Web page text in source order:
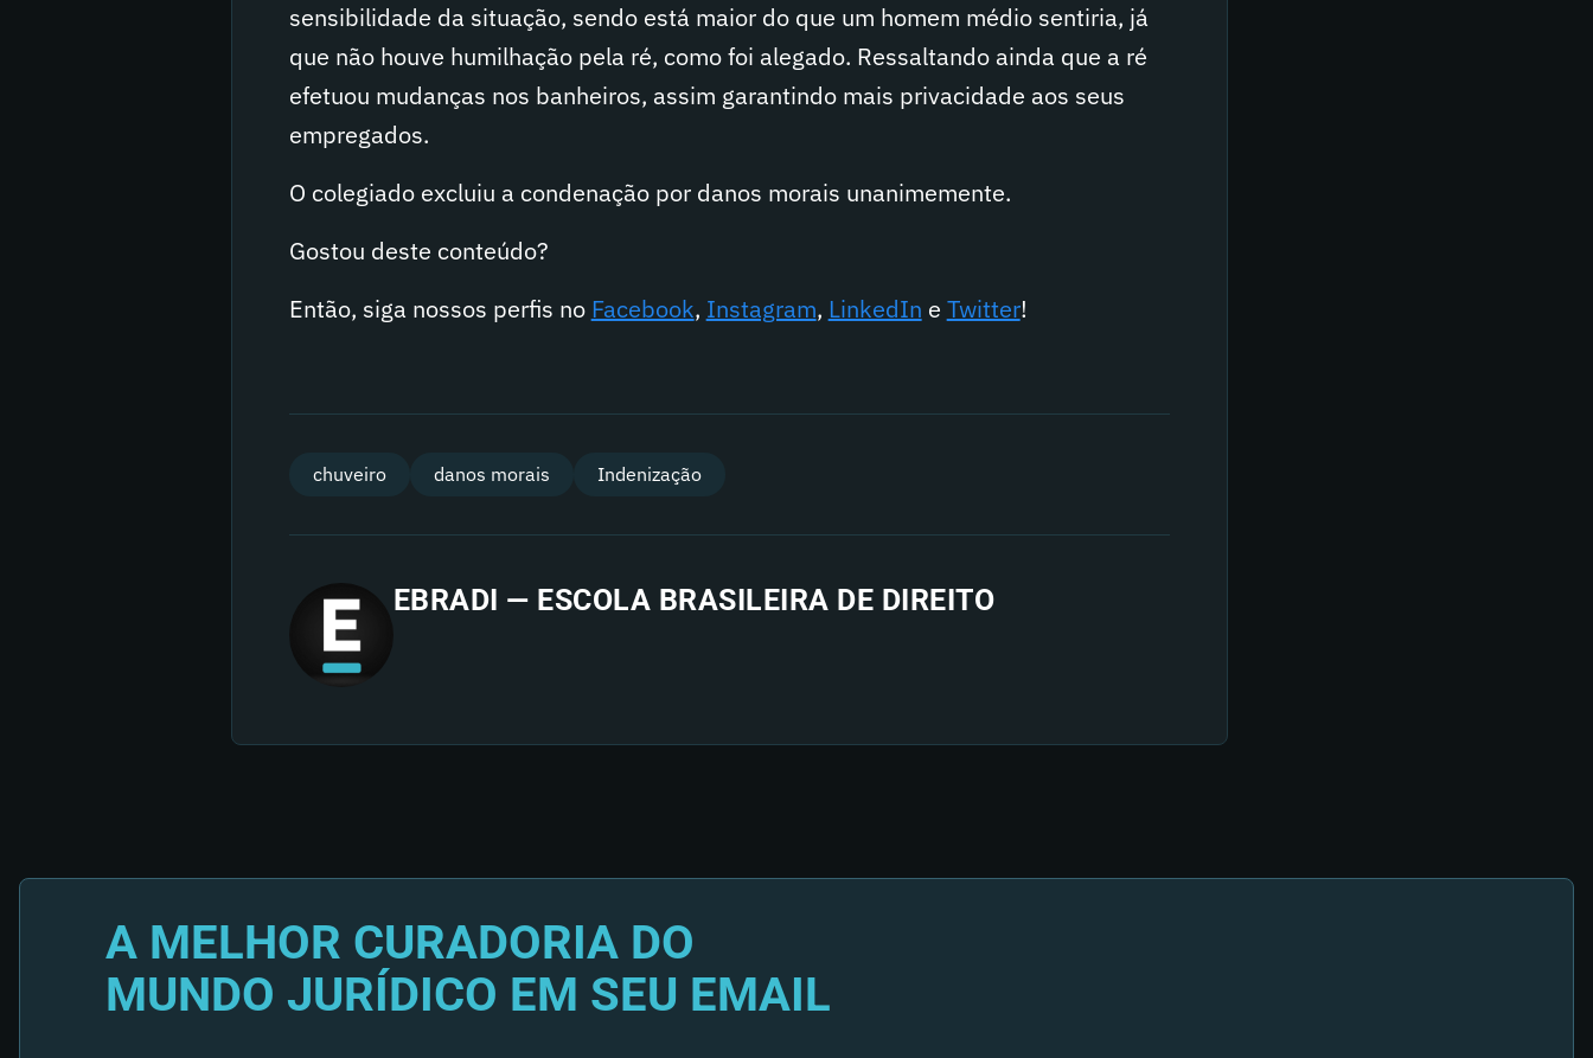
sensibilidade da situação, sendo está maior do que um homem médio sentiria, já
que não houve humilhação pela ré, como foi alegado. Ressaltando ainda que a ré
efetuou mudanças nos banheiros, assim garantindo mais privacidade aos seus
empregados.
O colegiado excluiu a condenação por danos morais unanimemente.
Gostou deste conteúdo?
Então, siga nossos perfis no Facebook, Instagram, LinkedIn e Twitter!
chuveiro danos morais Indenização
EBRADI — ESCOLA BRASILEIRA DE DIREITO
A MELHOR CURADORIA DO
MUNDO JURÍDICO EM SEU EMAIL